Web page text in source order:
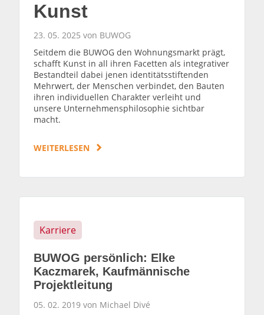
Kunst
23. 05. 2025 von BUWOG
Seitdem die BUWOG den Wohnungsmarkt prägt,
schafft Kunst in all ihren Facetten als integrativer
Bestandteil dabei jenen identitätsstiftenden
Mehrwert, der Menschen verbindet, den Bauten
ihren individuellen Charakter verleiht und
unsere Unternehmensphilosophie sichtbar
macht.
WEITERLESEN
Karriere
BUWOG persönlich: Elke
Kaczmarek, Kaufmännische
Projektleitung
05. 02. 2019 von Michael Divé